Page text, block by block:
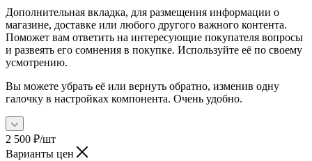
Дополнительная вкладка, для размещения информации о
магазине, доставке или любого другого важного контента.
Поможет вам ответить на интересующие покупателя вопросы
и развеять его сомнения в покупке. Используйте её по своему
усмотрению.
Вы можете убрать её или вернуть обратно, изменив одну
галочку в настройках компонента. Очень удобно.
2 500 ₽/шт
Варианты цен